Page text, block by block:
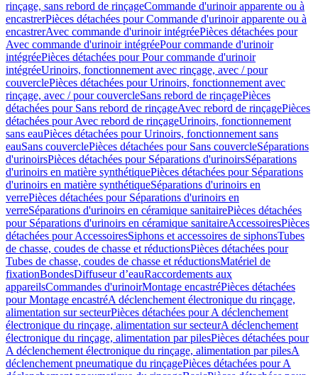
rinçage, sans rebord de rinçageCommande d'urinoir apparente ou à
encastrerPièces détachées pour Commande d'urinoir apparente ou à
encastrerAvec commande d'urinoir intégréePièces détachées pour
Avec commande d'urinoir intégréePour commande d'urinoir
intégréePièces détachées pour Pour commande d'urinoir
intégréeUrinoirs, fonctionnement avec rinçage, avec / pour
couverclePièces détachées pour Urinoirs, fonctionnement avec
rinçage, avec / pour couvercleSans rebord de rinçagePièces
détachées pour Sans rebord de rinçageAvec rebord de rinçagePièces
détachées pour Avec rebord de rinçageUrinoirs, fonctionnement
sans eauPièces détachées pour Urinoirs, fonctionnement sans
eauSans couverclePièces détachées pour Sans couvercleSéparations
d'urinoirsPièces détachées pour Séparations d'urinoirsSéparations
d'urinoirs en matière synthétiquePièces détachées pour Séparations
d'urinoirs en matière synthétiqueSéparations d'urinoirs en
verrePièces détachées pour Séparations d'urinoirs en
verreSéparations d'urinoirs en céramique sanitairePièces détachées
pour Séparations d'urinoirs en céramique sanitaireAccessoiresPièces
détachées pour AccessoiresSiphons et accessoires de siphonsTubes
de chasse, coudes de chasse et réductionsPièces détachées pour
Tubes de chasse, coudes de chasse et réductionsMatériel de
fixationBondesDiffuseur d’eauRaccordements aux
appareilsCommandes d'urinoirMontage encastréPièces détachées
pour Montage encastréA déclenchement électronique du rinçage,
alimentation sur secteurPièces détachées pour A déclenchement
électronique du rinçage, alimentation sur secteurA déclenchement
électronique du rinçage, alimentation par pilesPièces détachées pour
A déclenchement électronique du rinçage, alimentation par pilesA
déclenchement pneumatique du rinçagePièces détachées pour A